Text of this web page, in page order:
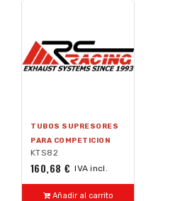
TUBOS SUPRESORES
PARA COMPETICION
KTS82
160,68 € IVA incl.
Añadir al carrito